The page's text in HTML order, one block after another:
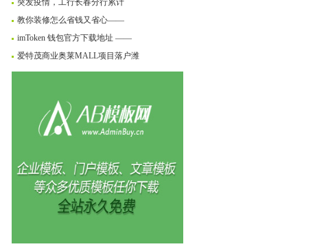
突发疫情，工行长春分行累计
教你装修怎么省钱又省心——
imToken 钱包官方下载地址 ——
爱特茂商业奥莱MALL项目落户潍